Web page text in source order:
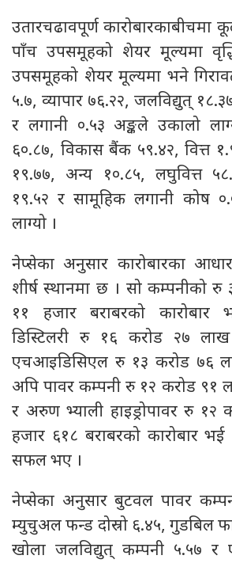
उतारचढावपूर्ण
पाँच उपसमूहको शेयर मूल्यमा
उपसमूहको शेयर मूल्यमा भने
५.७, व्यापार ७६.२२, जलविद्युत्
र लगानी ०.५३ अङ्कले उकालो
६०.८७, विकास बैंक ५९.४२, वित्त
१९.७७, अन्य १०.८५, लघुवित्त
१९.५२ र सामूहिक लगानी कोष
लाग्यो ।
नेप्सेका अनुसार कारोबारका
शीर्ष स्थानमा छ । सो कम्पनीको
११ हजार बराबरको कारोबार
डिस्टिलरी रु १६ करोड २७
एचआइडिसिएल रु १३ करोड ७६
अपि पावर कम्पनी रु १२ करोड ९१
र अरुण भ्याली हाइड्रोपावर रु
हजार ६१८ बराबरको कारोबार भई
सफल भए ।
नेप्सेका अनुसार बुटवल पावर
म्युचुअल फन्ड दोस्रो ६.४५, गुडबिल
खोला जलविद्युत् कम्पनी ५.५७ र